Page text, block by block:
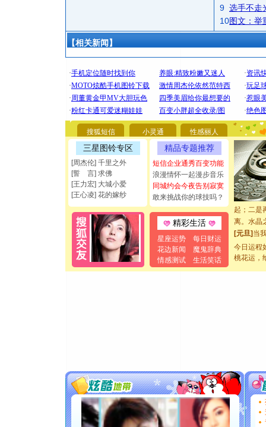
9 选手不走
10图文：举
【相关新闻】
搜狐短信 小灵通 性感丽人
三星图铃专区
[周杰伦] 千里之外
[誓 言] 求佛
[王力宏] 大城小爱
[王心凌] 花的嫁纱
精品专题推荐
短信企业通秀百变功能
浪漫情怀一起漫步音乐
同城约会今夜告别寂寞
敢来挑战你的球技吗？
精彩生活
星座运势
每日财运
花边新闻
魔鬼辞典
情感测试
生活笑话
你太多
要平安
[圣诞节]
能正大
都要快乐
[圣诞节]
如意,快
[元旦]看
断电。爱
你是我专
[元旦]如
起；二是
离。水
[元旦]
当
卖了。
[春节]风
[圣诞节]
能正大
都要快乐
[圣诞节]
如意,快
今日运程
桃花运，